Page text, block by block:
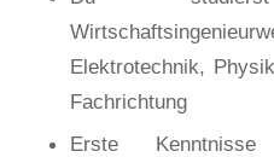
Elektrotechnik,
Fachrichtung
Erste